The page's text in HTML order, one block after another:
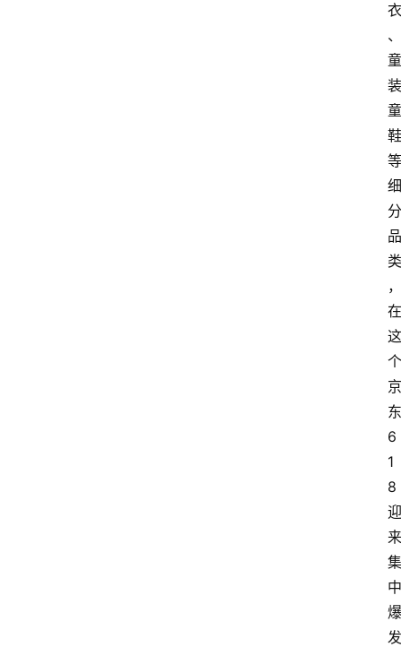
衣
、
童
装
童
鞋
等
细
分
品
类
，
在
这
个
京
东
6
1
8
迎
来
集
中
爆
发